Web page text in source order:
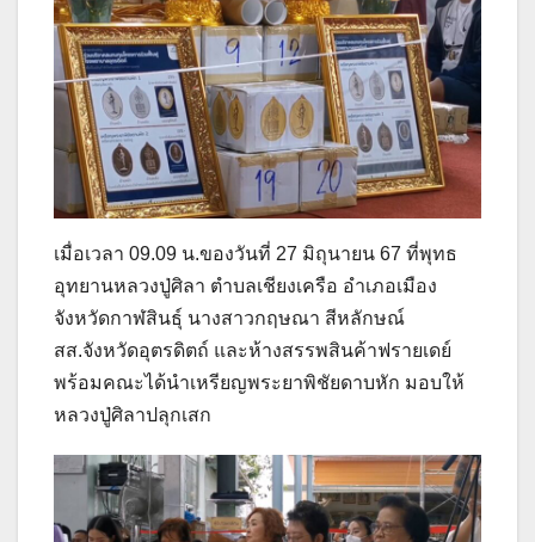
เมื่อเวลา 09.09 น.ของวันที่ 27 มิถุนายน 67 ที่พุทธ
อุทยานหลวงปู่ศิลา ตำบลเชียงเครือ อำเภอเมือง
จังหวัดกาฬสินธ์ุ นางสาวกฤษณา สีหลักษณ์
สส.จังหวัดอุตรดิตถ์ และห้างสรรพสินค้าฟรายเดย์
พร้อมคณะได้นำเหรียญพระยาพิชัยดาบหัก มอบให้
หลวงปู่ศิลาปลุกเสก